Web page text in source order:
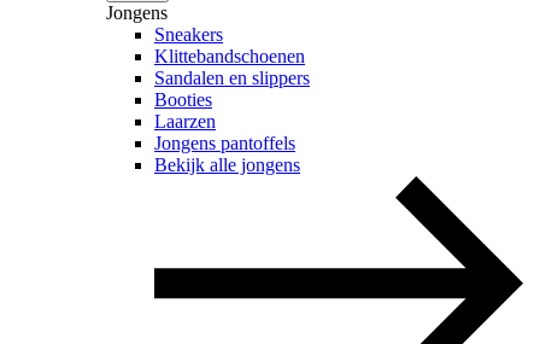
Jongens
Sneakers
Klittebandschoenen
Sandalen en slippers
Booties
Laarzen
Jongens pantoffels
Bekijk alle jongens